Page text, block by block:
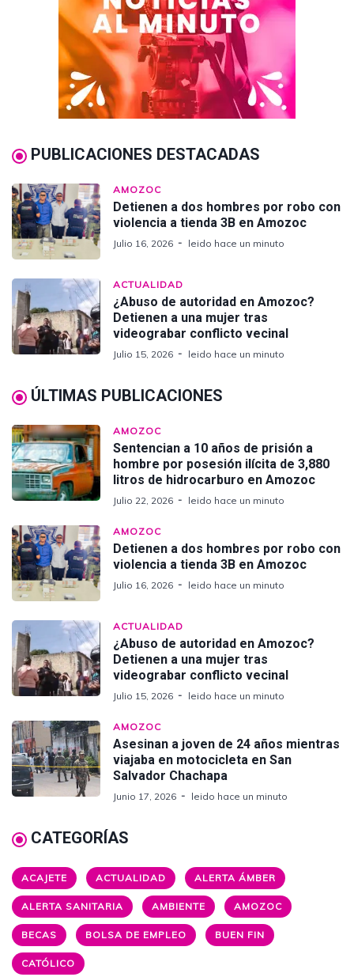
PUBLICACIONES DESTACADAS
AMOZOC
Detienen a dos hombres por robo con
violencia a tienda 3B en Amozoc
Julio 16, 2026 leido hace un minuto
ACTUALIDAD
¿Abuso de autoridad en Amozoc?
Detienen a una mujer tras
videograbar conflicto vecinal
Julio 15, 2026 leido hace un minuto
ÚLTIMAS PUBLICACIONES
AMOZOC
Sentencian a 10 años de prisión a
hombre por posesión ilícita de 3,880
litros de hidrocarburo en Amozoc
Julio 22, 2026 leido hace un minuto
AMOZOC
Detienen a dos hombres por robo con
violencia a tienda 3B en Amozoc
Julio 16, 2026 leido hace un minuto
ACTUALIDAD
¿Abuso de autoridad en Amozoc?
Detienen a una mujer tras
videograbar conflicto vecinal
Julio 15, 2026 leido hace un minuto
AMOZOC
Asesinan a joven de 24 años mientras
viajaba en motocicleta en San
Salvador Chachapa
Junio 17, 2026 leido hace un minuto
CATEGORÍAS
ACAJETE ACTUALIDAD ALERTA ÁMBER
ALERTA SANITARIA AMBIENTE AMOZOC
BECAS BOLSA DE EMPLEO BUEN FIN
CATÓLICO